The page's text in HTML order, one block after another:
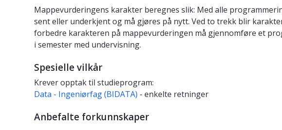
Mappevurderingens karakter beregnes slik: Med alle
sent eller underkjent og må gjøres på nytt. Ved to trekk blir
forbedre karakteren på mappevurderingen må gjennomføre et
i semester med undervisning.
Spesielle vilkår
Krever opptak til studieprogram:
Data - Ingeniørfag (BIDATA) - enkelte retninger
Anbefalte forkunnskaper